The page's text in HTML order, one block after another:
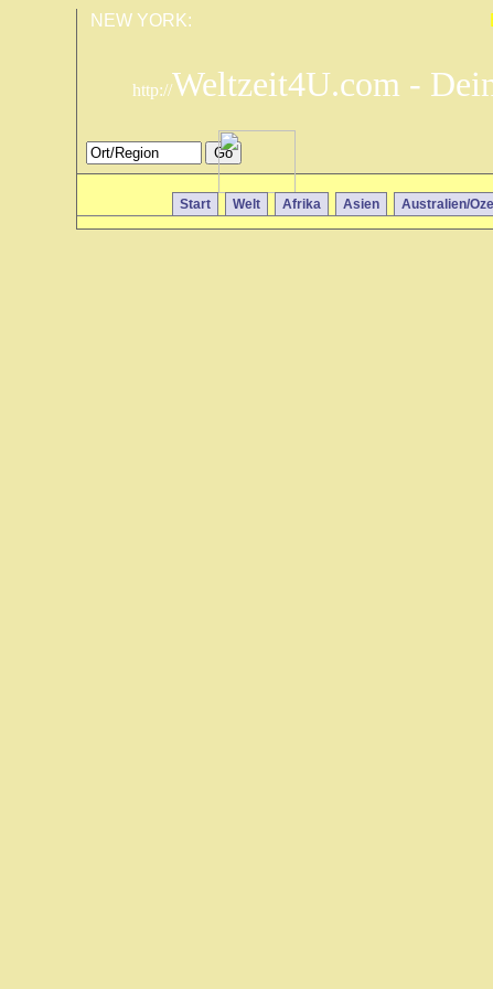
NEW YORK:
http://Weltzeit4U.com -
Start Welt Afrika Asien Australien/